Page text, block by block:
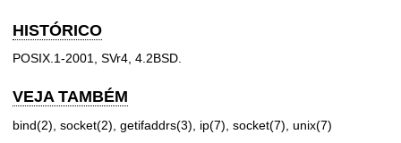
HISTÓRICO
POSIX.1-2001, SVr4, 4.2BSD.
VEJA TAMBÉM
bind(2) socket(2) getifaddrs(3) ip(7) socket(7) unix(7)